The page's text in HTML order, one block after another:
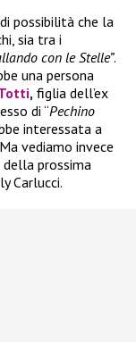
possibilità che la
sia tra i
con le Stelle”.
una persona
, figlia dell’ex
di “Pechino
interessata a
vediamo invece
prossima
Carlucci.